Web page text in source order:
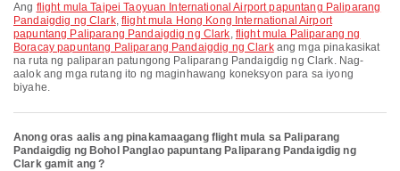
Ang flight mula Taipei Taoyuan International Airport papuntang Paliparang
Pandaigdig ng Clark, flight mula Hong Kong International Airport
papuntang Paliparang Pandaigdig ng Clark, flight mula Paliparang ng
Boracay papuntang Paliparang Pandaigdig ng Clarkang mga pinakasikat
na ruta ng paliparan patungong Paliparang Pandaigdig ng Clark. Nag-
aalok ang mga rutang ito ng maginhawang koneksyon para sa iyong
biyahe.
Anong oras aalis ang pinakamaagang flight mula sa Paliparang
Pandaigdig ng Bohol Panglao papuntang Paliparang Pandaigdig ng
Clark gamit ang ?